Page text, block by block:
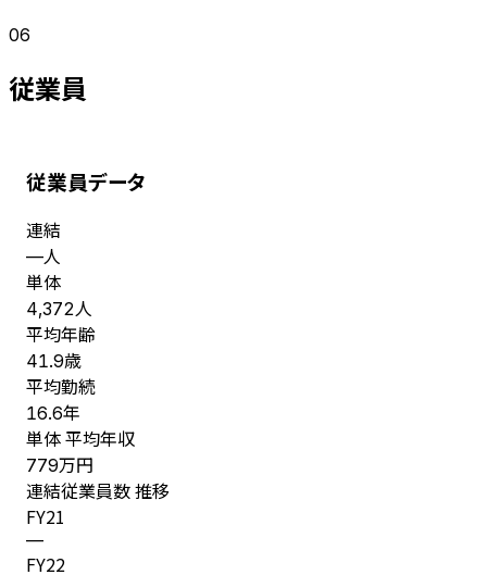
06
従業員
従業員データ
連結
—人
単体
4,372 人
平均年齢
41.9歳
平均勤続
16.6年
単体 平均年収
779万円
連結従業員数 推移
FY21
—
FY22